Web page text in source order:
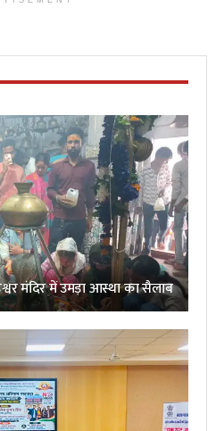
मंदिर में उमड़ा आस्था का सैलाब